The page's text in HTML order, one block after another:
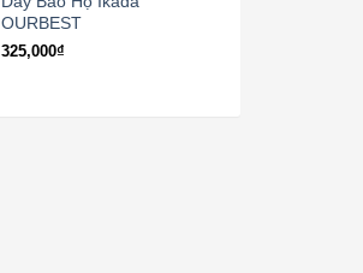
OURBEST
325,000₫